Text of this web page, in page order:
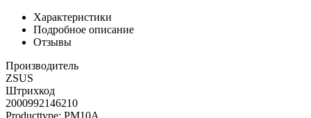
Характеристики
Подробное описание
Отзывы
Производитель
ZSUS
Штрихкод
2000992146210
Producttype: PM10A